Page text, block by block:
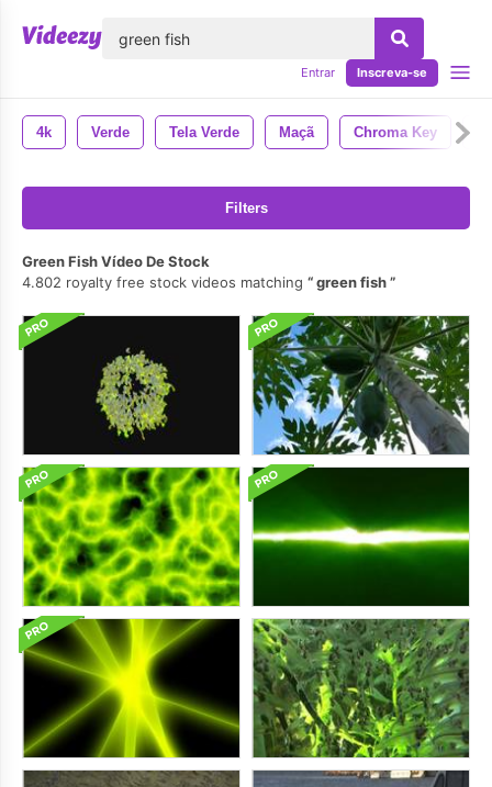
Entrar Inscreva-se
4k Verde Tela Verde Maçã Chroma Key
Filters
Green Fish Vídeo De Stock
4.802 royalty free stock videos matching
green fish